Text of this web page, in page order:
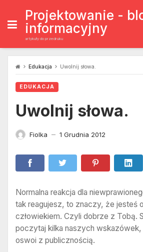
content
Projektowanie -
informacyjny
artykuły do przedruku
Edukacja Uwolnij słowa.
EDUKACJA
Uwolnij słowa.
Fiolka — 1 Grudnia 2012
Normalna reakcja dla
tak reagujesz, to znaczy, że jesteś
człowiekiem. Czyli dobrze z Tobą.
poczytaj kilka naszych wskazówek,
oswoi z publicznością.